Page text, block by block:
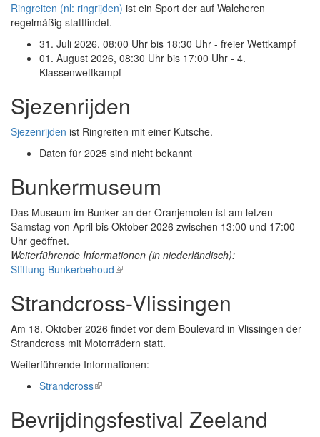
Ringreiten (nl: ringrijden) ist ein Sport der auf Walcheren
regelmäßig stattfindet.
31. Juli 2026, 08:00 Uhr bis 18:30 Uhr - freier Wettkampf
01. August 2026, 08:30 Uhr bis 17:00 Uhr - 4.
Klassenwettkampf
Sjezenrijden
Sjezenrijden ist Ringreiten mit einer Kutsche.
Daten für 2025 sind nicht bekannt
Bunkermuseum
Das Museum im Bunker an der Oranjemolen ist am letzen
Samstag von April bis Oktober 2026 zwischen 13:00 und 17:00
Uhr geöffnet.
Weiterführende Informationen (in niederländisch):
Stiftung Bunkerbehoud(link
external)
Strandcross-Vlissingen
Am 18. Oktober 2026 findet vor dem Boulevard in Vlissingen der
Strandcross mit Motorrädern statt.
Weiterführende Informationen:
Strandcross(link
external)
Bevrijdingsfestival Zeeland